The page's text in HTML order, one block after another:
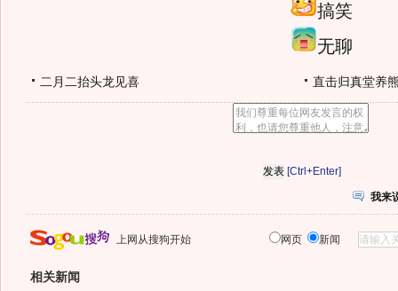
搞笑
无聊
二月二抬头龙见喜 直击归真堂养
[Ctrl+Enter]
我来
上网从搜狗开始 网页 新闻
相关新闻